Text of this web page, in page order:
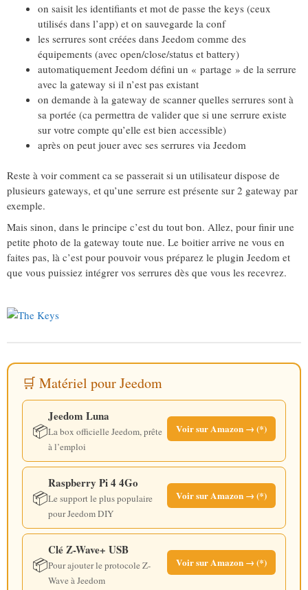
on saisit les identifiants et mot de passe the keys (ceux
utilisés dans l’app) et on sauvegarde la conf
les serrures sont créées dans Jeedom comme des
équipements (avec open/close/status et battery)
automatiquement Jeedom défini un « partage » de la serrure
avec la gateway si il n’est pas existant
on demande à la gateway de scanner quelles serrures sont à
sa portée (ca permettra de valider que si une serrure existe
sur votre compte qu’elle est bien accessible)
après on peut jouer avec ses serrures via Jeedom
Reste à voir comment ca se passerait si un utilisateur dispose de
plusieurs gateways, et qu’une serrure est présente sur 2 gateway par
exemple.
Mais sinon, dans le principe c’est du tout bon. Allez, pour finir une
petite photo de la gateway toute nue. Le boitier arrive ne vous en
faites pas, là c’est pour pouvoir vous préparez le plugin Jeedom et
que vous puissiez intégrer vos serrures dès que vous les recevrez.
🛒 Matériel pour Jeedom
📦
Jeedom Luna
La box officielle Jeedom, prête
à l’emploi
Voir sur Amazon → (*)
📦
Raspberry Pi 4 4Go
Le support le plus populaire
pour Jeedom DIY
Voir sur Amazon → (*)
📦
Clé Z-Wave+ USB
Pour ajouter le protocole Z-
Wave à Jeedom
Voir sur Amazon → (*)